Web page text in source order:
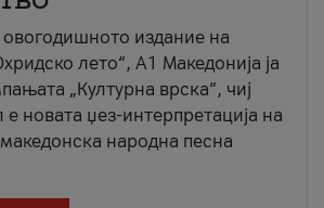
издание на
лето“, А1 Македонија ја
„Културна врска“, чиј
новата џез-интерпретација на
народна песна